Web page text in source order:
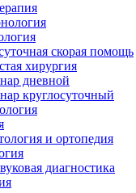
скорая помощь
хирургия
дневной
круглосуточный
и ортопедия
диагностика